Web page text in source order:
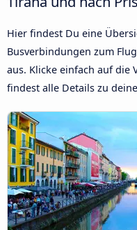
Hier findest Du eine
Busverbindungen zum
aus. Klicke einfach auf die
findest alle Details zu